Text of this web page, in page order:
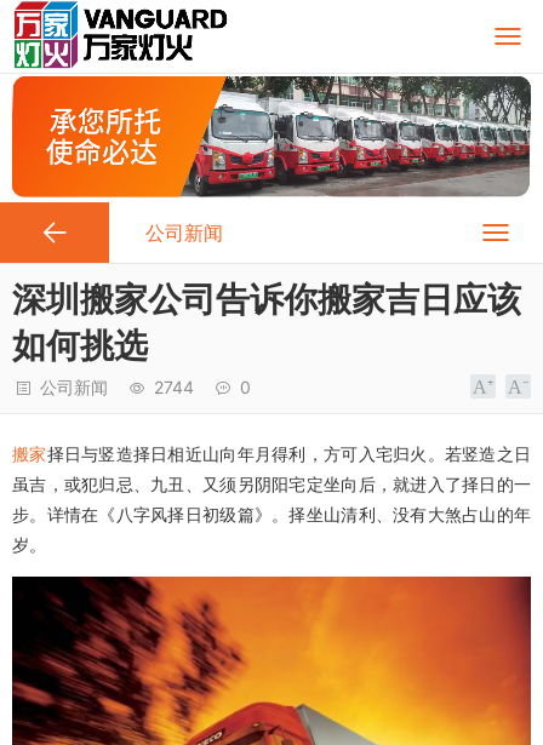
公司新闻
深圳搬家公司告诉你搬家吉日应该
如何挑选
公司新闻 2744 0
搬家择日与竖造择日相近山向年月得利，方可入宅归火。若竖造之日
虽吉，或犯归忌、九丑、又须另阴阳宅定坐向后，就进入了择日的一
步。详情在《八字风择日初级篇》。择坐山清利、没有大煞占山的年
岁。